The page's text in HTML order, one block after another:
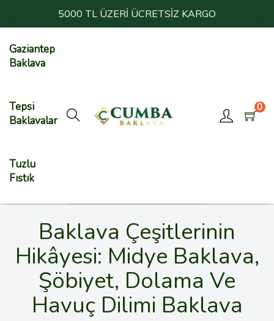
5000 TL ÜZERİ ÜCRETSİZ KARGO
Gaziantep
Baklava
Tepsi
Baklavalar
Tuzlu
Fıstık
0
Baklava Çeşitlerinin
Hikâyesi: Midye Baklava,
Şöbiyet, Dolama Ve
Havuç Dilimi Baklava